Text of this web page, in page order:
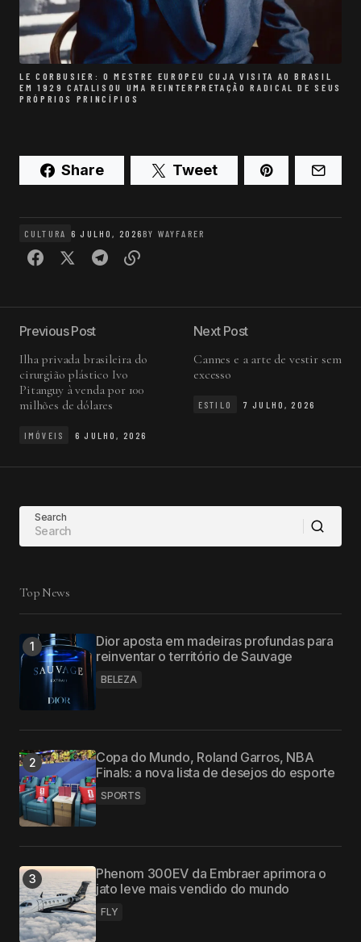
LE CORBUSIER: O MESTRE EUROPEU CUJA VISITA AO BRASIL
EM 1929 CATALISOU UMA REINTERPRETAÇÃO RADICAL DE SEUS
PRÓPRIOS PRINCÍPIOS
Share Tweet
CULTURA 6 JULHO, 2026BY WAYFARER
Previous Post
Ilha privada brasileira do
cirurgião plástico Ivo
Pitanguy à venda por 100
milhões de dólares
IMÓVEIS 6 JULHO, 2026
Next Post
Cannes e a arte de vestir sem
excesso
ESTILO 7 JULHO, 2026
Search
Top News
Dior aposta em madeiras profundas para
reinventar o território de Sauvage
BELEZA
Copa do Mundo, Roland Garros, NBA
Finals: a nova lista de desejos do esporte
SPORTS
Phenom 300EV da Embraer aprimora o
jato leve mais vendido do mundo
FLY